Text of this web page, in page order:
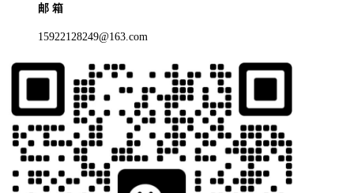
邮 箱
15922128249@163.com